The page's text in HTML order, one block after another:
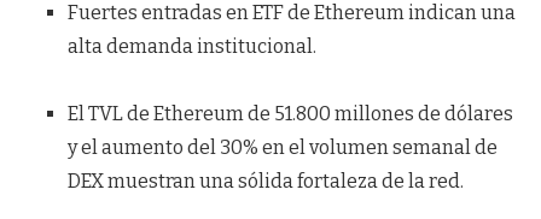
Fuertes entradas en ETF de Ethereum indican una
alta demanda institucional.
El TVL de Ethereum de 51.800 millones de dólares
y el aumento del 30% en el volumen semanal de
DEX muestran una sólida fortaleza de la red.